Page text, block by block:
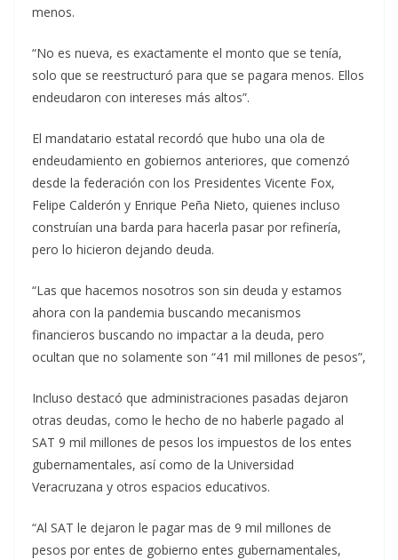
menos.
“No es nueva, es exactamente el monto que se tenía,
solo que se reestructuró para que se pagara menos. Ellos
endeudaron con intereses más altos”.
El mandatario estatal recordó que hubo una ola de
endeudamiento en gobiernos anteriores, que comenzó
desde la federación con los Presidentes Vicente Fox,
Felipe Calderón y Enrique Peña Nieto, quienes incluso
construían una barda para hacerla pasar por refinería,
pero lo hicieron dejando deuda.
“Las que hacemos nosotros son sin deuda y estamos
ahora con la pandemia buscando mecanismos
financieros buscando no impactar a la deuda, pero
ocultan que no solamente son “41 mil millones de pesos”,
Incluso destacó que administraciones pasadas dejaron
otras deudas, como le hecho de no haberle pagado al
SAT 9 mil millones de pesos los impuestos de los entes
gubernamentales, así como de la Universidad
Veracruzana y otros espacios educativos.
“Al SAT le dejaron le pagar mas de 9 mil millones de
pesos por entes de gobierno entes gubernamentales,